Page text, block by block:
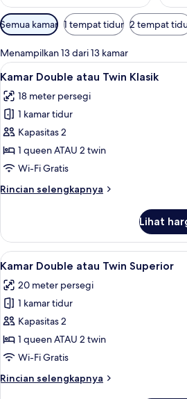
Filter
tersedia
untuk
kamar
Semua kamar 1 tempat tidur 2 tempat
Menampilkan 13 dari 13 kamar
Lihat
semua
foto
untuk
Kamar
Double
atau
Klasik
5
Kamar Double atau Twin Klasik
18 meter persegi
1 kamar tidur
Kapasitas 2
1 queen ATAU 2 twin
Wi-Fi Gratis
Rincian selengkapnya
Rincian
Kamar
Double
atau
Klasik
Lihat
Lihat
semua
foto
untuk
Kamar
Double
atau
Superior
7
Kamar Double atau Twin Superior
20 meter persegi
1 kamar tidur
Kapasitas 2
1 queen ATAU 2 twin
Wi-Fi Gratis
Rincian selengkapnya
Rincian